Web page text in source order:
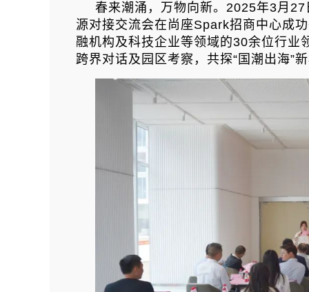
春来潮涌，万物向新。2025年3月
源对接交流会在尚座Spark招商中心成
融机构及科技企业等领域的30余位行业
跨界对话及园区考察，共探“国潮出海”